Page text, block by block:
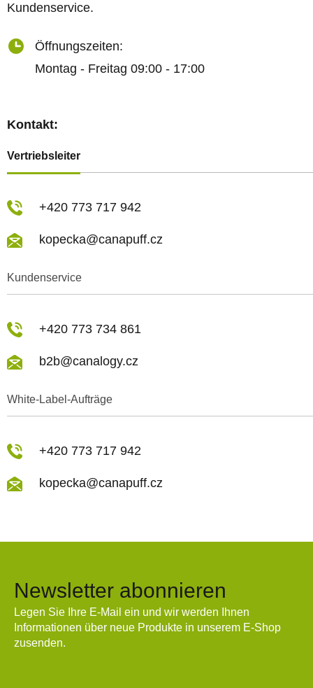
Kundenservice.
Öffnungszeiten:
Montag - Freitag 09:00 - 17:00
Kontakt:
Kundenservice
Vertriebsleiter
White-Label-Aufträge
+420 773 717 942
kopecka@canapuff.cz
+420 773 734 861
b2b@canalogy.cz
+420 773 717 942
kopecka@canapuff.cz
Newsletter abonnieren
Legen Sie Ihre E-Mail ein und wir werden Ihnen
Informationen über neue Produkte in unserem E-Shop
zusenden.